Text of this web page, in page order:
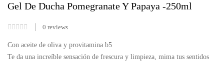
Gel De Ducha Pomegranate Y Papaya -250ml
0 reviews
Con aceite de oliva y provitamina b5
Te da una increíble sensación de frescura y limpieza, mima tus sentidos